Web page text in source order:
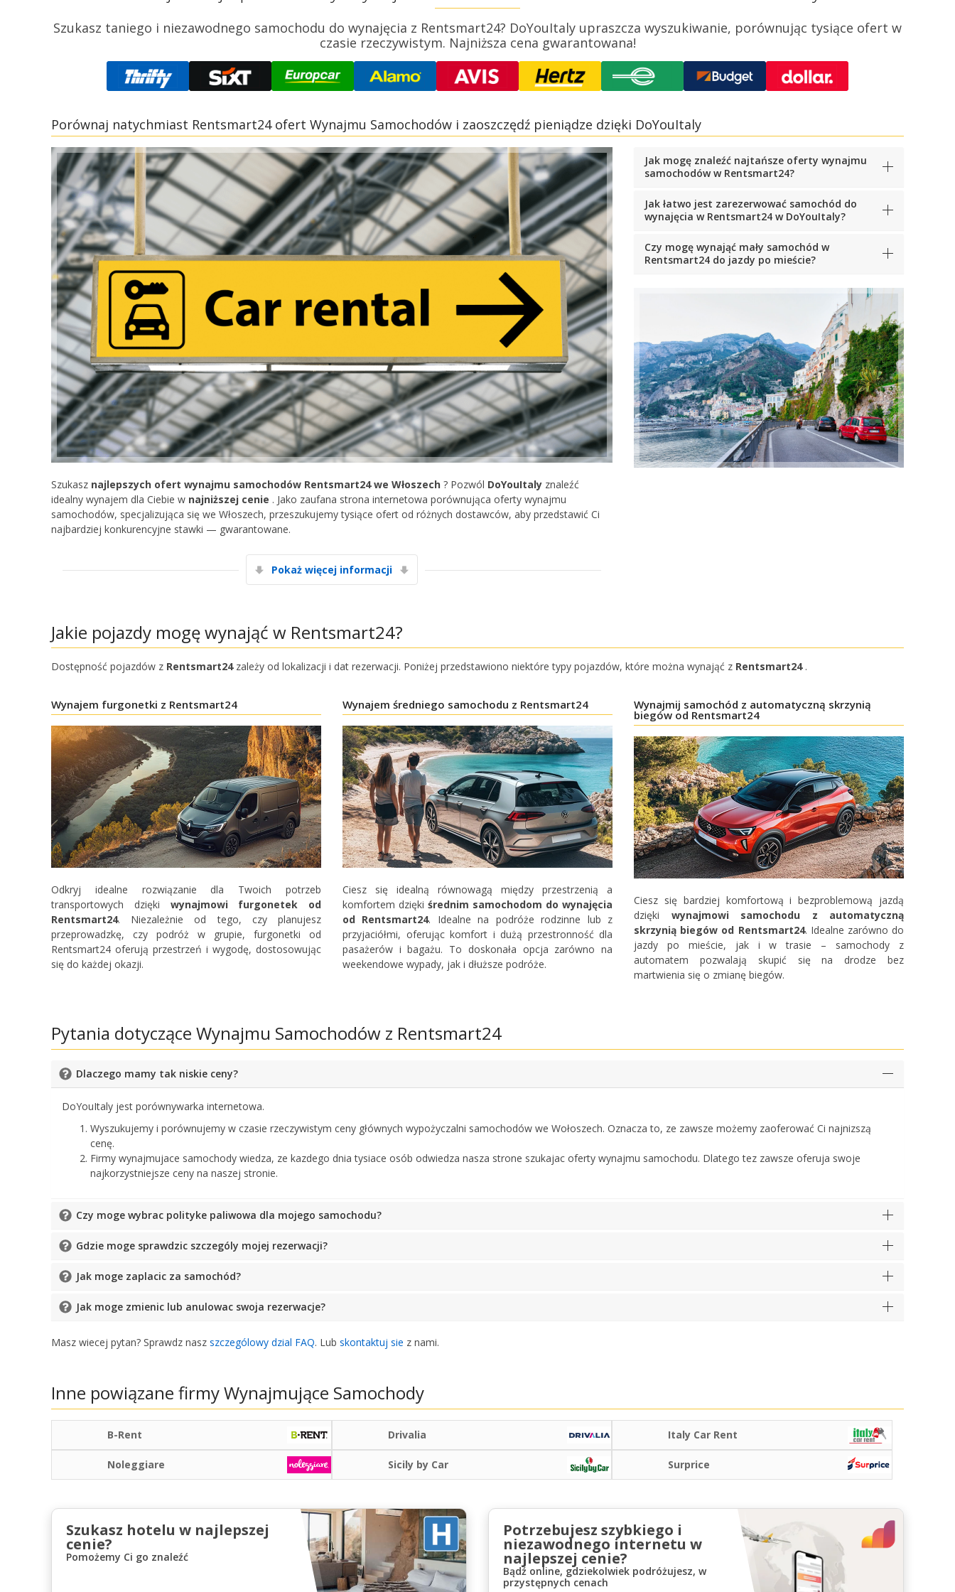
Najlepsze oszczędności
Uzyskaj dostęp do ekskluzywnych ofert
Zaloguj się przez eLink
Szukasz taniego i niezawodnego samochodu do wynajęcia z Rentsmart24? DoYouItaly upraszcza wyszukiwanie, porównując tysiące ofert w
czasie rzeczywistym. Najniższa cena gwarantowana!
Porównaj natychmiast Rentsmart24 ofert Wynajmu Samochodów i zaoszczędź pieniądze dzięki DoYouItaly
Szukasz najlepszych ofert wynajmu samochodów Rentsmart24 we Włoszech ? Pozwól DoYouItaly znaleźć
idealny wynajem dla Ciebie w najniższej cenie . Jako zaufana strona internetowa porównująca oferty wynajmu
samochodów, specjalizująca się we Włoszech, przeszukujemy tysiące ofert od różnych dostawców, aby przedstawić Ci
najbardziej konkurencyjne stawki — gwarantowane.
Pokaż więcej informacji
Jak mogę znaleźć najtańsze oferty wynajmu
samochodów w Rentsmart24?
Jak łatwo jest zarezerwować samochód do
wynajęcia w Rentsmart24 w DoYouItaly?
Czy mogę wynająć mały samochód w
Rentsmart24 do jazdy po mieście?
Jakie pojazdy mogę wynająć w Rentsmart24?
Dostępność pojazdów z Rentsmart24zależy od lokalizacji i dat rezerwacji. Poniżej przedstawiono niektóre typy pojazdów, które można wynająć z Rentsmart24.
Wynajem furgonetki z Rentsmart24
Odkryj idealne rozwiązanie dla Twoich potrzeb
transportowych dzięki wynajmowi furgonetek od
Rentsmart24. Niezależnie od tego, czy planujesz
przeprowadzkę, czy podróż w grupie, furgonetki od
Rentsmart24 oferują przestrzeń i wygodę, dostosowując
się do każdej okazji.
Wynajem średniego samochodu z Rentsmart24
Ciesz się idealną równowagą między przestrzenią a
komfortem dzięki średnim samochodom do wynajęcia
od Rentsmart24. Idealne na podróże rodzinne lub z
przyjaciółmi, oferując komfort i dużą przestronność dla
pasażerów i bagażu. To doskonała opcja zarówno na
weekendowe wypady, jak i dłuższe podróże.
Wynajmij samochód z automatyczną skrzynią
biegów od Rentsmart24
Ciesz się bardziej komfortową i bezproblemową jazdą
dzięki wynajmowi samochodu z automatyczną
skrzynią biegów od Rentsmart24. Idealne zarówno do
jazdy po mieście, jak i w trasie – samochody z
automatem pozwalają skupić się na drodze bez
martwienia się o zmianę biegów.
Pytania dotyczące Wynajmu Samochodów z Rentsmart24
Dlaczego mamy tak niskie ceny?
DoYouItaly jest porównywarka internetowa.
Wyszukujemy i porównujemy w czasie rzeczywistym ceny głównych wypożyczalni samochodów we Wołoszech. Oznacza to, ze zawsze możemy zaoferować Ci najnizszą
cenę.
Firmy wynajmujace samochody wiedza, ze kazdego dnia tysiace osób odwiedza nasza strone szukajac oferty wynajmu samochodu. Dlatego tez zawsze oferuja swoje
najkorzystniejsze ceny na naszej stronie.
Czy moge wybrac polityke paliwowa dla mojego samochodu?
Gdzie moge sprawdzic szczególy mojej rezerwacji?
Jak moge zaplacic za samochód?
Jak moge zmienic lub anulowac swoja rezerwacje?
Masz wiecej pytan? Sprawdz nasz szczególowy dzial FAQ. Lub skontaktuj sie z nami.
Inne powiązane firmy Wynajmujące Samochody
B-Rent Drivalia Italy Car Rent
Noleggiare Sicily by Car Surprice
Szukasz hotelu w najlepszej
cenie?
Pomożemy Ci go znaleźć
Potrzebujesz szybkiego i
niezawodnego internetu w
najlepszej cenie?
Bądź online, gdziekolwiek podróżujesz, w
przystępnych cenach